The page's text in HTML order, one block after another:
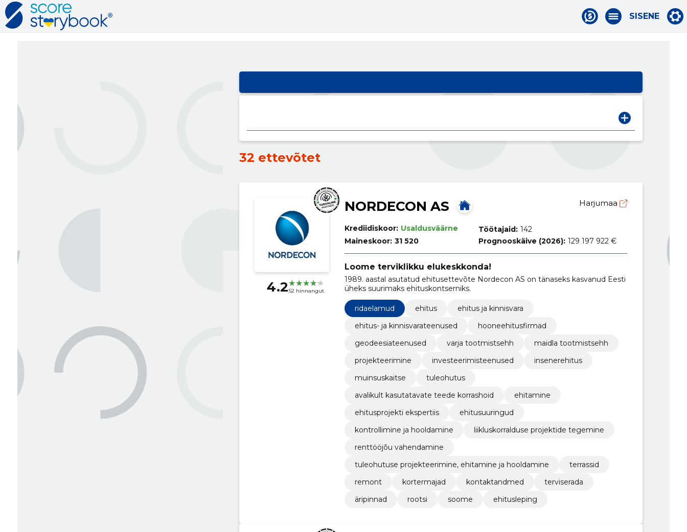
SISENE
32 ettevõtet
4.252 hinnangut
NORDECON AS Harjumaa
Krediidiskoor: Usaldusväärne
Maineskoor: 31 520
Töötajaid: 142
Prognooskäive (2026): 129 197 922 €
Loome terviklikku elukeskkonda!
1989. aastal asutatud ehitusettevõte Nordecon AS on tänaseks kasvanud Eesti
üheks suurimaks ehituskontserniks.
ridaelamud ehitus
ehitus ja kinnisvara
ehitus- ja kinnisvarateenused
hooneehitusfirmad
geodeesiateenused
varja tootmistsehh
maidla tootmistsehh
projekteerimine
investeerimisteenused
insenerehitus
muinsuskaitse
tuleohutus
avalikult kasutatavate teede korrashoid
ehitamine
ehitusprojekti ekspertiis
ehitusuuringud
kontrollimine ja hooldamine
liikluskorralduse projektide tegemine
renttööjõu vahendamine
tuleohutuse projekteerimine, ehitamine ja hooldamine
terrassid
remont
kortermajad kontaktandmed
terviserada
äripinnad
rootsi soome ehitusleping